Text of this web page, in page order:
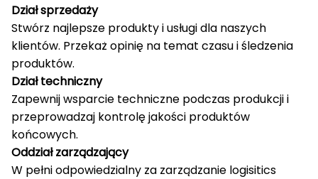
Dział sprzedaży
Stwórz najlepsze produkty i usługi dla naszych
klientów. Przekaż opinię na temat czasu i śledzenia
produktów.
Dział techniczny
Zapewnij wsparcie techniczne podczas produkcji i
przeprowadzaj kontrolę jakości produktów
końcowych.
Oddział zarządzający
W pełni odpowiedzialny za zarządzanie logisitics